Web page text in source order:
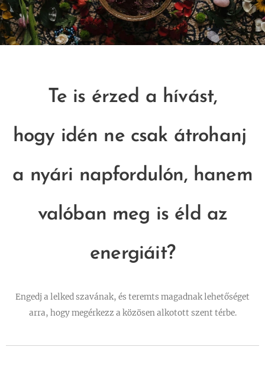
Te is érzed a hívást,
hogy idén ne csak átrohanj
a nyári napfordulón, hanem
valóban meg is éld az
energiáit?
Engedj a lelked szavának, és teremts magadnak lehetőséget
arra, hogy megérkezz a közösen alkotott szent térbe.